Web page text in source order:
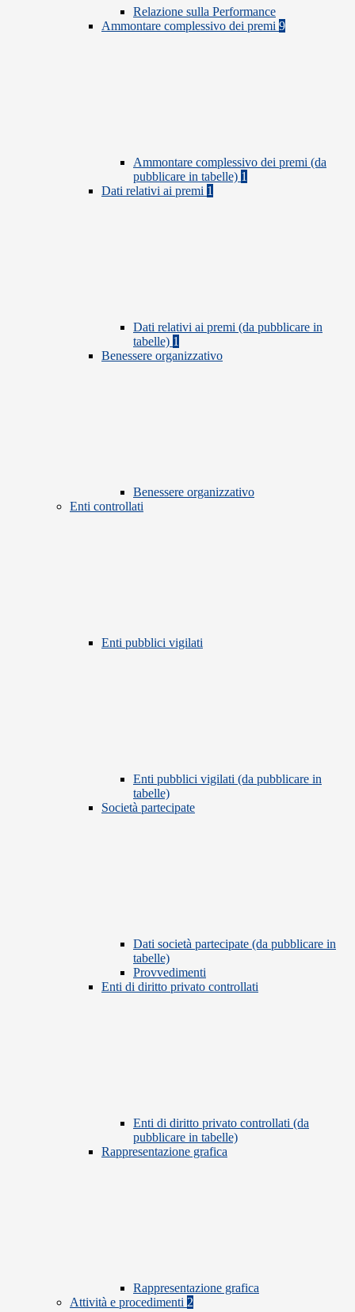
Relazione sulla Performance
Ammontare complessivo dei premi 9
Ammontare complessivo dei premi (da
pubblicare in tabelle) 1
Dati relativi ai premi 1
Dati relativi ai premi (da pubblicare in
tabelle) 1
Benessere organizzativo
Benessere organizzativo
Enti controllati
Enti pubblici vigilati
Enti pubblici vigilati (da pubblicare in
tabelle)
Società partecipate
Dati società partecipate (da pubblicare in
tabelle)
Provvedimenti
Enti di diritto privato controllati
Enti di diritto privato controllati (da
pubblicare in tabelle)
Rappresentazione grafica
Rappresentazione grafica
Attività e procedimenti 2